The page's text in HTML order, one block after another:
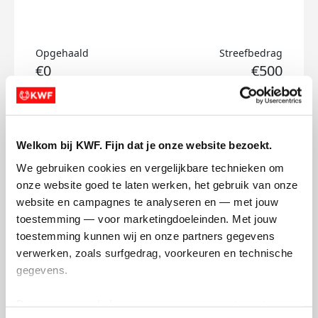
Welkom bij KWF. Fijn dat je onze website bezoekt.
We gebruiken cookies en vergelijkbare technieken om
onze website goed te laten werken, het gebruik van onze
website en campagnes te analyseren en — met jouw
toestemming — voor marketingdoeleinden. Met jouw
toestemming kunnen wij en onze partners gegevens
verwerken, zoals surfgedrag, voorkeuren en technische
gegevens.
Opgehaald
€0
Streefbedrag
€500
Doneer
Simona's badges